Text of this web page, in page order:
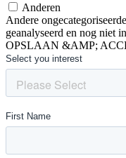
Anderen
Andere
geanalyseerd en nog niet
OPSLAAN &AMP;